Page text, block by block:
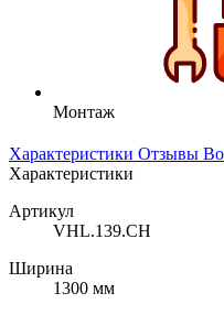
Монтаж
Характеристики Отзывы
Характеристики
Артикул
VHL.139.CH
Ширина
1300 мм